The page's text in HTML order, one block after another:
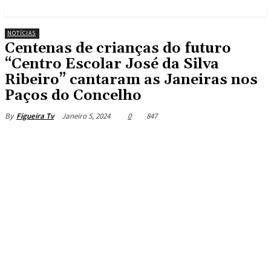
NOTÍCIAS
Centenas de crianças do futuro
“Centro Escolar José da Silva
Ribeiro” cantaram as Janeiras nos
Paços do Concelho
By Figueira Tv Janeiro 5, 2024 0 847